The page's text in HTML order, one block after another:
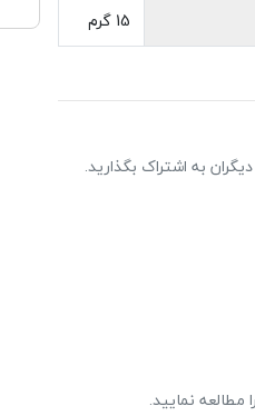
15 گرم
به اشتراک بگذارید.
نمایید.